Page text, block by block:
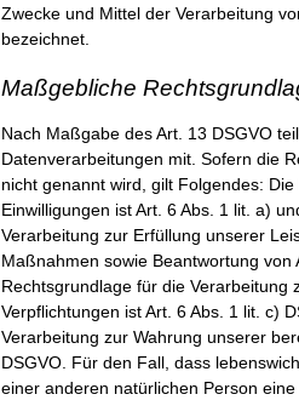
Zwecke und Mittel der Verarbeitung
bezeichnet.
Maßgebliche
Nach Maßgabe des Art. 13 DSGVO
Datenverarbeitungen mit. Sofern die
nicht genannt wird, gilt Folgendes:
Einwilligungen ist Art. 6 Abs. 1 lit. a)
Verarbeitung zur Erfüllung unserer
Maßnahmen sowie Beantwortung von
Rechtsgrundlage für die Verarbeitung
Verpflichtungen ist Art. 6 Abs. 1 lit. c)
Verarbeitung zur Wahrung unserer
DSGVO. Für den Fall, dass
einer anderen natürlichen Person